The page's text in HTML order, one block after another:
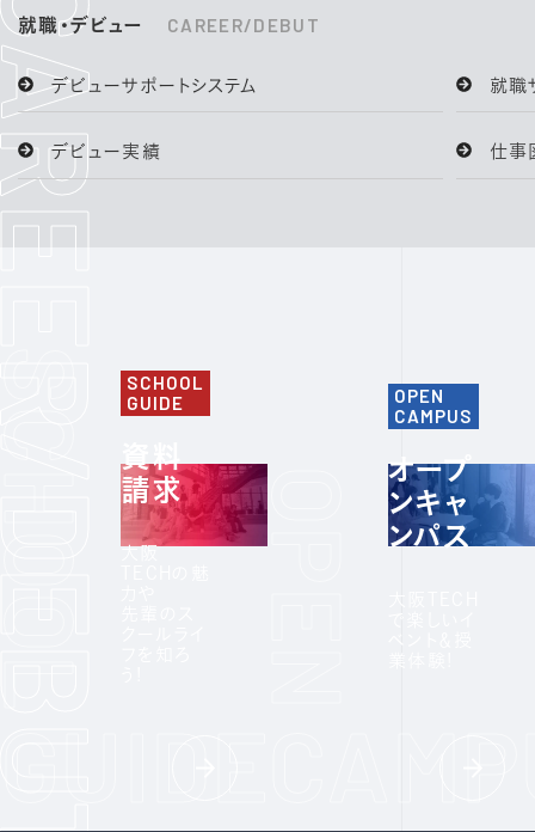
就職・デビュー CAREER/DEBUT
デビューサポートシステム 就職
デビュー実績 仕事
SCHOOL
GUIDE
資料
請求
大阪
OPEN
CAMPUS
オープ
ンキャ
ンパス
で楽しいイ
ベント＆授
業体験!